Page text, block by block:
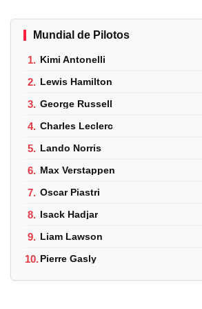
Mundial de Pilotos
1. Kimi Antonelli
2. Lewis Hamilton
3. George Russell
4. Charles Leclerc
5. Lando Norris
6. Max Verstappen
7. Oscar Piastri
8. Isack Hadjar
9. Liam Lawson
10.Pierre Gasly